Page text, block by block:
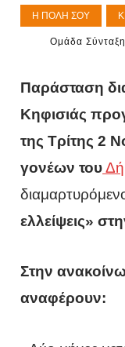
Η ΠΌΛΗ ΣΟΥ
Ομάδα
Παράσταση
Κηφισιάς
της Τρίτης 2
γονέων του
ελλείψεις»
Στην
αναφέρουν: